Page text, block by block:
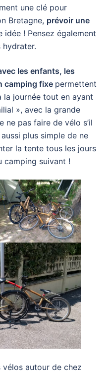
une clé pour
Bretagne, prévoir une
idée ! Pensez également
hydrater.
les enfants, les
camping fixe permettent
journée tout en ayant
», avec la grande
ne pas faire de vélo s’il
plus simple de ne
la tente tous les jours
camping suivant !
autour de chez